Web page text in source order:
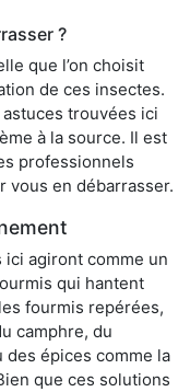
?
que l’on choisit
de ces insectes.
trouvées ici
à la source. Il est
professionnels
vous en débarrasser.
agiront comme un
qui hantent
fourmis repérées,
camphre, du
des épices comme la
que ces solutions